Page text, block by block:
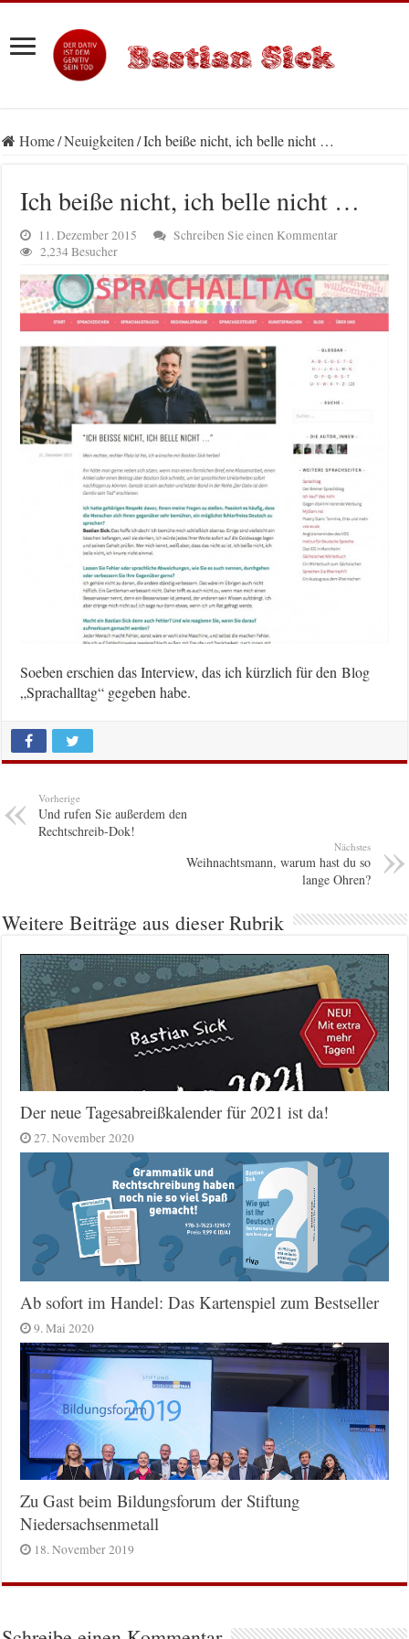
Home/Neuigkeiten/Ich beiße nicht, ich belle nicht …
Ich beiße nicht, ich belle nicht …
11. Dezember 2015
Schreiben Sie einen Kommentar
2,234 Besucher
Soeben erschien das Interview, das ich kürzlich für den Blog
„Sprachalltag“ gegeben habe.
Vorherige
Und rufen Sie außerdem den
Rechtschreib-Dok!
Nächstes
Weihnachtsmann, warum hast du so
lange Ohren?
Weitere Beiträge aus dieser Rubrik
Der neue Tagesabreißkalender für 2021 ist da!
27. November 2020
Ab sofort im Handel: Das Kartenspiel zum Bestseller
9. Mai 2020
Zu Gast beim Bildungsforum der Stiftung
Niedersachsenmetall
18. November 2019